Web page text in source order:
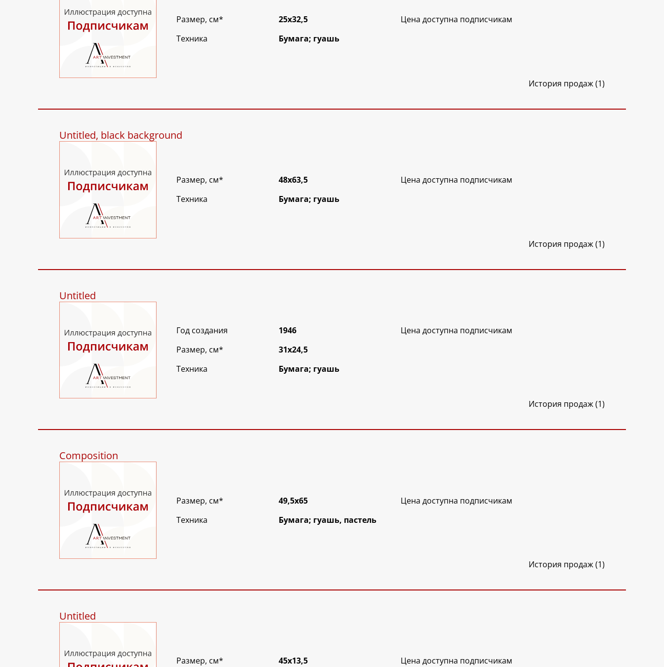
Размер, см*
25х32,5
Техника
Бумага; гуашь
Цена доступна подписчикам
История продаж (1)
Untitled, black background
Размер, см*
48х63,5
Техника
Бумага; гуашь
Цена доступна подписчикам
История продаж (1)
Untitled
Год создания
1946
Размер, см*
31х24,5
Техника
Бумага; гуашь
Цена доступна подписчикам
История продаж (1)
Composition
Размер, см*
49,5х65
Техника
Бумага; гуашь, пастель
Цена доступна подписчикам
История продаж (1)
Untitled
Размер, см* 45х13,5 Цена доступна подписчикам